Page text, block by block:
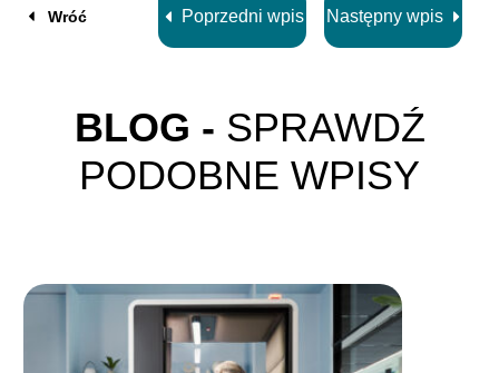
Wróć Poprzedni wpis Następny wpis
BLOG - SPRAWDŹ
PODOBNE WPISY